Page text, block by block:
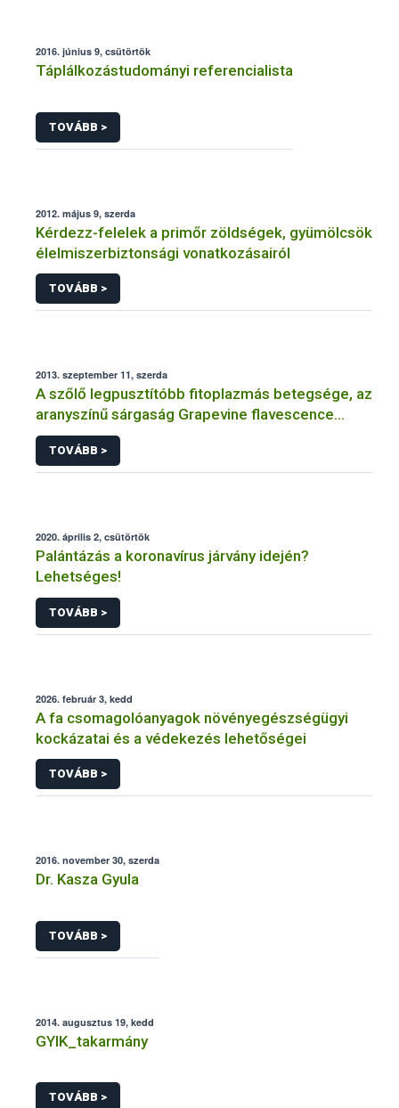
2016. június 9, csütörtök
Táplálkozástudományi referencialista
TOVÁBB >
2012. május 9, szerda
Kérdezz-felelek a primőr zöldségek, gyümölcsök
élelmiszerbiztonsági vonatkozásairól
TOVÁBB >
2013. szeptember 11, szerda
A szőlő legpusztítóbb fitoplazmás betegsége, az
aranyszínű sárgaság Grapevine flavescence
dorée (FD)
TOVÁBB >
2020. április 2, csütörtök
Palántázás a koronavírus járvány idején?
Lehetséges!
TOVÁBB >
2026. február 3, kedd
A fa csomagolóanyagok növényegészségügyi
kockázatai és a védekezés lehetőségei
TOVÁBB >
2016. november 30, szerda
Dr. Kasza Gyula
TOVÁBB >
2014. augusztus 19, kedd
GYIK_takarmány
TOVÁBB >